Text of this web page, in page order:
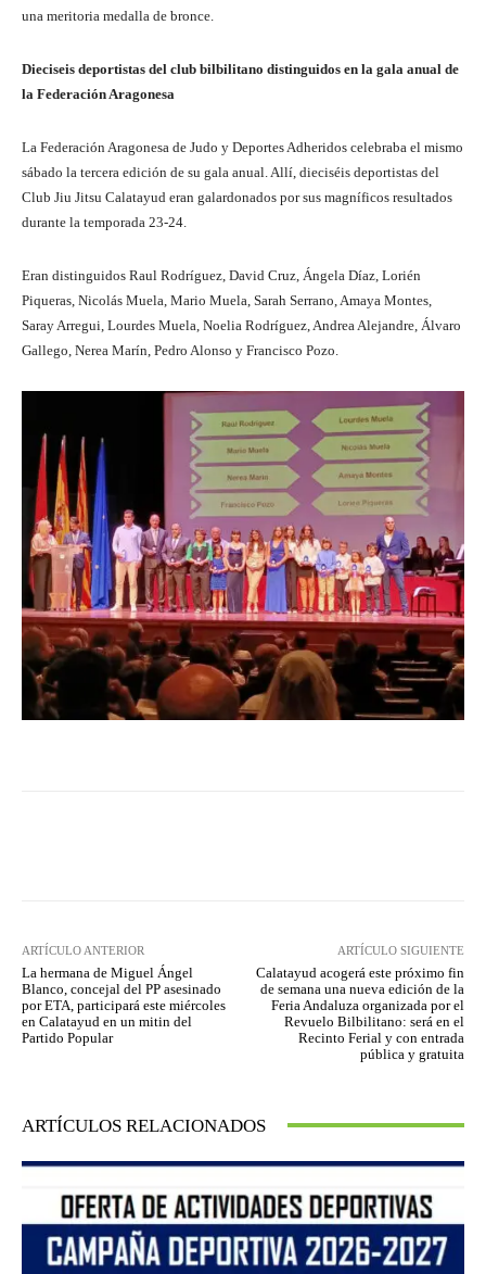
una meritoria medalla de bronce.
Dieciseis deportistas del club bilbilitano distinguidos en la gala anual de
la Federación Aragonesa
La Federación Aragonesa de Judo y Deportes Adheridos celebraba el mismo
sábado la tercera edición de su gala anual. Allí, dieciséis deportistas del
Club Jiu Jitsu Calatayud eran galardonados por sus magníficos resultados
durante la temporada 23-24.
Eran distinguidos Raul Rodríguez, David Cruz, Ángela Díaz, Lorién
Piqueras, Nicolás Muela, Mario Muela, Sarah Serrano, Amaya Montes,
Saray Arregui, Lourdes Muela, Noelia Rodríguez, Andrea Alejandre, Álvaro
Gallego, Nerea Marín, Pedro Alonso y Francisco Pozo.
ARTÍCULO ANTERIOR
La hermana de Miguel Ángel
Blanco, concejal del PP asesinado
por ETA, participará este miércoles
en Calatayud en un mitin del
Partido Popular
ARTÍCULO SIGUIENTE
Calatayud acogerá este próximo fin
de semana una nueva edición de la
Feria Andaluza organizada por el
Revuelo Bilbilitano: será en el
Recinto Ferial y con entrada
pública y gratuita
ARTÍCULOS RELACIONADOS